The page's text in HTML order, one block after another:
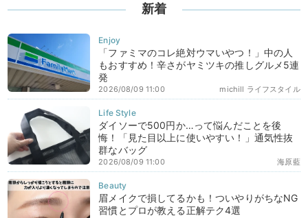
新着
「ファミマのコレ絶対ウマいやつ！」中の人
もおすすめ！辛さがヤミツキの推しグルメ5連
発
michill ライフスタイル
2026/08/09 11:00
ダイソーで500円か…って悩んだことを後
悔！「見た目以上に使いやすい！」通気性抜
群なバッグ
海原藍
2026/08/09 11:00
眉メイクで損してるかも！ついやりがちなNG
習慣とプロが教える正解テク4選